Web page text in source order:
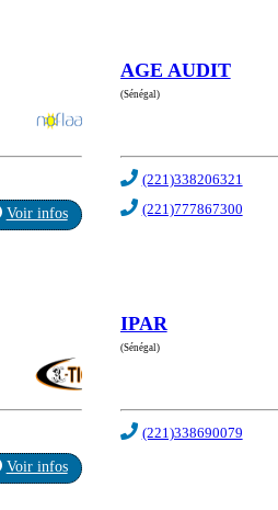
Voir infos
AGE AUDIT
(Sénégal)
(221)338206321
(221)777867300
Voir infos
IPAR
(Sénégal)
(221)338690079